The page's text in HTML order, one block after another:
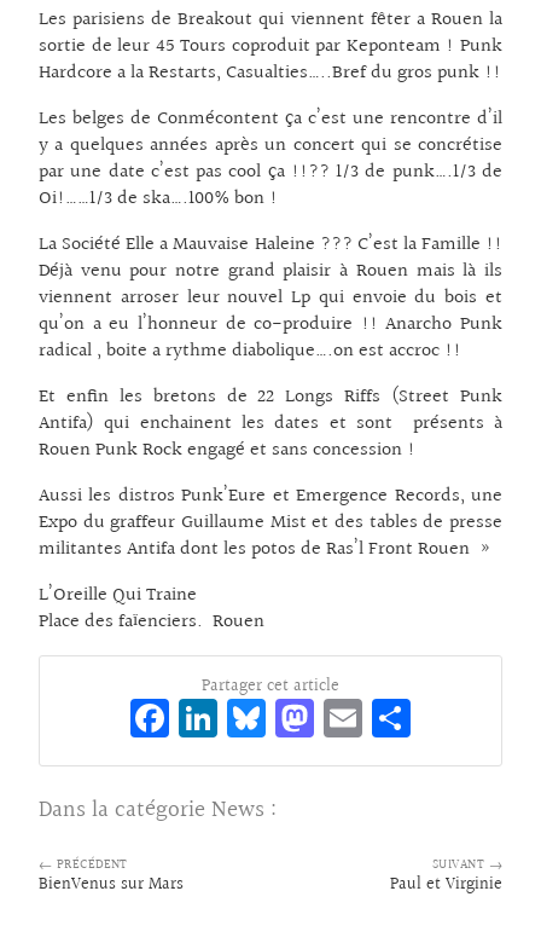
Les parisiens de Breakout qui viennent fêter a Rouen la
sortie de leur 45 Tours coproduit par Keponteam ! Punk
Hardcore a la Restarts, Casualties…..Bref du gros punk !!
Les belges de Conmécontent ça c’est une rencontre d’il
y a quelques années après un concert qui se concrétise
par une date c’est pas cool ça !!?? 1/3 de punk….1/3 de
Oi!……1/3 de ska….100% bon !
La Société Elle a Mauvaise Haleine ??? C’est la Famille !!
Déjà venu pour notre grand plaisir à Rouen mais là ils
viennent arroser leur nouvel Lp qui envoie du bois et
qu’on a eu l’honneur de co-produire !! Anarcho Punk
radical , boite a rythme diabolique….on est accroc !!
Et enfin les bretons de 22 Longs Riffs (Street Punk
Antifa) qui enchainent les dates et sont présents à
Rouen Punk Rock engagé et sans concession !
Aussi les distros Punk’Eure et Emergence Records, une
Expo du graffeur Guillaume Mist et des tables de presse
militantes Antifa dont les potos de Ras’l Front Rouen »
L’Oreille Qui Traine
Place des faïenciers. Rouen
Partager cet article
Fa
ce
bo
o
k
Li
n
ke
dI
Bl
ue
sk
M
as
E
m rt
Dans la catégorie News :
← PRÉCÉDENT
BienVenus sur Mars
SUIVANT →
Paul et Virginie